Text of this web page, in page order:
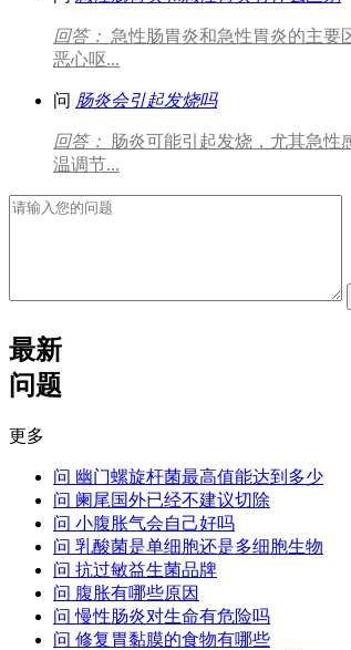
回答： 急性肠胃炎和急性胃炎的主要
恶心呕...
问 肠炎会引起发烧吗
回答：
肠炎可能引起发烧，尤其急
温调节...
最新
问题
更多
问 幽门螺旋杆菌最高值能达到多少
问 阑尾国外已经不建议切除
问 小腹胀气会自己好吗
问 乳酸菌是单细胞还是多细胞生物
问 抗过敏益生菌品牌
问 腹胀有哪些原因
问 慢性肠炎对生命有危险吗
问 修复胃黏膜的食物有哪些